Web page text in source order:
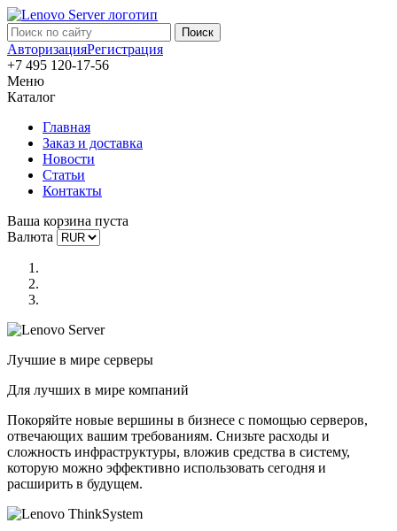
АвторизацияРегистрация
+7 495 120-17-56
Меню
Каталог
Главная
Заказ и доставка
Новости
Статьи
Контакты
Ваша корзина пуста
Валюта
Лучшие в мире серверы
Для лучших в мире компаний
Покоряйте новые вершины в бизнесе с помощью серверов,
отвечающих вашим требованиям. Снизьте расходы и
сложность инфраструктуры, вложив средства в систему,
которую можно эффективно использовать сегодня и
расширить в будущем.